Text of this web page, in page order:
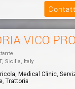
VICO
Sicilia, Italy
Medical Clinic,
Trattoria